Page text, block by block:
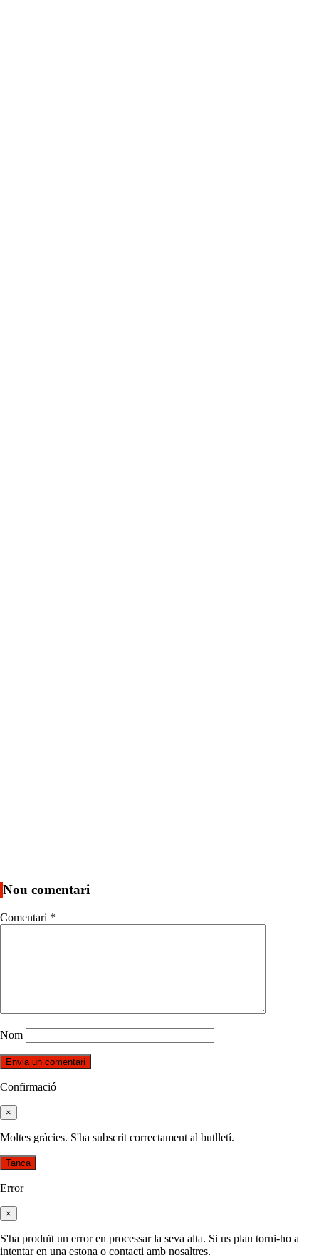
Nou comentari
Comentari *
Nom
Confirmació
×
Moltes gràcies. S'ha subscrit correctament al butlletí.
Tanca
Error
×
S'ha produït un error en processar la seva alta. Si us plau torni-ho a
intentar en una estona o contacti amb nosaltres.